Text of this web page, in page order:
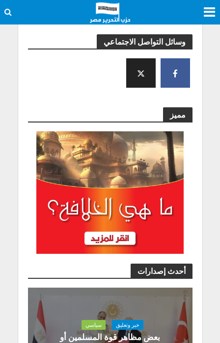
وسائل التواصل الاجتماعي
مميز
أحدث إصدارات
خبر وتعليق سياسي
بعض مظاهر قوة المسلمين أو